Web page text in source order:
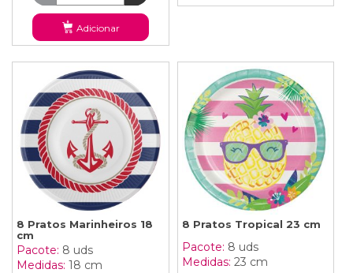
Adicionar
8 Pratos Marinheiros 18
cm
Pacote: 8 uds
Medidas: 18 cm
8 Pratos Tropical 23 cm
Pacote: 8 uds
Medidas: 23 cm